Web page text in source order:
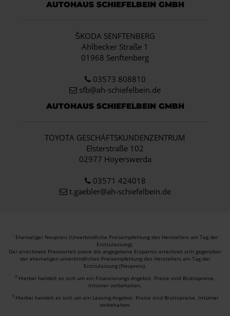
AUTOHAUS SCHIEFELBEIN GMBH
ŠKODA SENFTENBERG
Ahlbecker Straße 1
01968 Senftenberg
03573 808810
sfb@ah-schiefelbein.de
AUTOHAUS SCHIEFELBEIN GMBH
TOYOTA GESCHÄFTSKUNDENZENTRUM
Elsterstraße 102
02977 Hoyerswerda
03571 424018
t.gaebler@ah-schiefelbein.de
1 Ehemaliger Neupreis (Unverbindliche Preisempfehlung des Herstellers am Tag der
Erstzulassung).
Der errechnete Preisvorteil sowie die angegebene Ersparnis errechnet sich gegenüber
der ehemaligen unverbindlichen Preisempfehlung des Herstellers am Tag der
Erstzulassung (Neupreis).
2 Hierbei handelt es sich um ein Finanzierungs-Angebot. Preise sind Bruttopreise.
Irrtümer vorbehalten.
3 Hierbei handelt es sich um ein Leasing-Angebot. Preise sind Bruttopreise. Irrtümer
vorbehalten.